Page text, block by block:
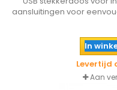
aansluitingen voor
MP3 enz.
In
Levertijd
Aan